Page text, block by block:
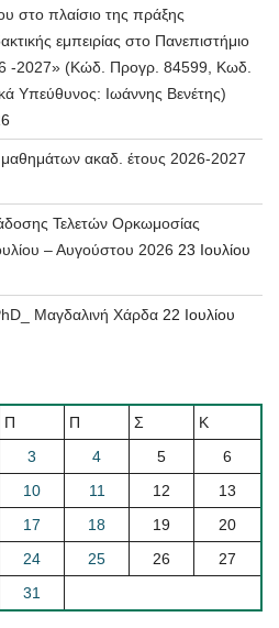
στο πλαίσιο της πράξης
εμπειρίας στο Πανεπιστήμιο
-2027» (Κώδ. Προγρ. 84599, Κωδ.
Υπεύθυνος: Ιωάννης Βενέτης)
ακαδ. έτους 2026-2027
Τελετών Ορκωμοσίας
– Αυγούστου 2026 23 Ιουλίου
Μαγδαλινή Χάρδα 22 Ιουλίου
Π Π Σ
Κ
3 4 5
6
10 11 12
13
17 18 19
20
24 25 26
27
31